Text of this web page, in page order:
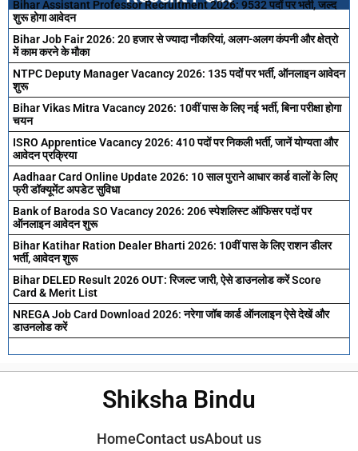
Bihar Assistant Professor Recruitment 2026: 9532 पदों पर भर्ती, जल्द
शुरू होगा आवेदन
Bihar Job Fair 2026: 20 हजार से ज्यादा नौकरियां, अलग-अलग कंपनी और क्षेत्रो
में काम करने के मौका
NTPC Deputy Manager Vacancy 2026: 135 पदों पर भर्ती, ऑनलाइन आवेदन
शुरू
Bihar Vikas Mitra Vacancy 2026: 10वीं पास के लिए नई भर्ती, बिना परीक्षा होगा
चयन
ISRO Apprentice Vacancy 2026: 410 पदों पर निकली भर्ती, जानें योग्यता और
आवेदन प्रक्रिया
Aadhaar Card Online Update 2026: 10 साल पुराने आधार कार्ड वालों के लिए
फ्री डॉक्यूमेंट अपडेट सुविधा
Bank of Baroda SO Vacancy 2026: 206 स्पेशलिस्ट ऑफिसर पदों पर
ऑनलाइन आवेदन शुरू
Bihar Katihar Ration Dealer Bharti 2026: 10वीं पास के लिए राशन डीलर
भर्ती, आवेदन शुरू
Bihar DELED Result 2026 OUT: रिजल्ट जारी, ऐसे डाउनलोड करें Score
Card & Merit List
NREGA Job Card Download 2026: नरेगा जॉब कार्ड ऑनलाइन ऐसे देखें और
डाउनलोड करें
Shiksha Bindu
HomeContact usAbout us